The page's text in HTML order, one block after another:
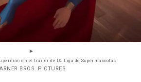
en el tráiler de DC Liga de Supermascotas
BROS. PICTURES